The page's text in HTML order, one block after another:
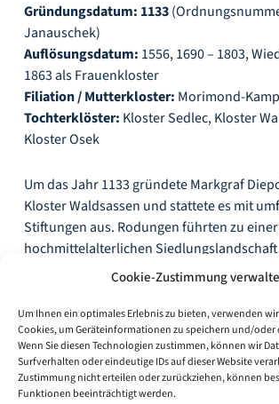
Cookie-Zustimmung
Um Ihnen ein optimales Erlebnis zu bieten, verwenden
Cookies, um Geräteinformationen zu speichern und/
Wenn Sie diesen Technologien zustimmen, können wir
Surfverhalten oder eindeutige IDs auf dieser Website
Zustimmung nicht erteilen oder zurückziehen, können
Funktionen beeinträchtigt werden.
Gründungsdatum: 1133
Janauschek)
Auflösungsdatum: 1556, 1690 – 1803,
1863 als Frauenkloster
Filiation / Mutterkloster: Morimond-
Tochterklöster: Kloster Sedlec, Kloster
Kloster Osek
Um das Jahr 1133 gründete Markgraf
Kloster Waldsassen und stattete es mit
Stiftungen aus. Rodungen führten zu
hochmittelalterlichen
landschaftsprägend sind bis heute die
Mönche nutzten die sumpfige Landschaft
und legten eines der größten Teichgebiete
Audio-
Player
00:00
Audio-Version